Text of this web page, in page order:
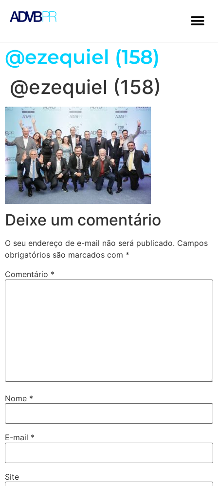
@ezequiel (158)
@ezequiel (158)
Deixe um comentário
O seu endereço de e-mail não será publicado. Campos
obrigatórios são marcados com *
Comentário *
Nome *
E-mail *
Site